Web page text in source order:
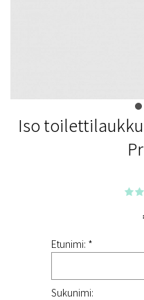
Iso
Etunimi: *
Sukunimi: